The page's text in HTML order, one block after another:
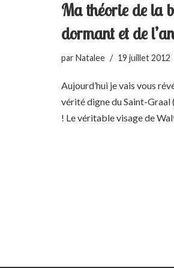
Ma théorie de la
dormant et de
parNatalee 19 juillet 2012
Aujourd’hui je vais vous
vérité digne du Saint-Graal
! Le véritable visage de